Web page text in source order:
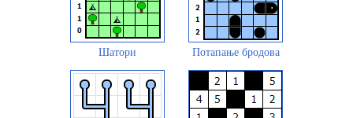
Шатори Потапање бродова